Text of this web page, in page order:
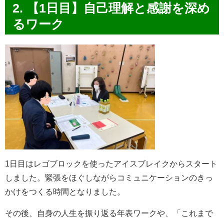
2. 【1日目】自己理解と感謝を深め
るワーク
1日目はレゴブロックを使ったアイスブレイクからスタート
しました。緊張をほぐしながらコミュニケーションのきっ
かけをつくる時間となりました。
その後、自身の人生を振り返る年表ワークや、「これまで